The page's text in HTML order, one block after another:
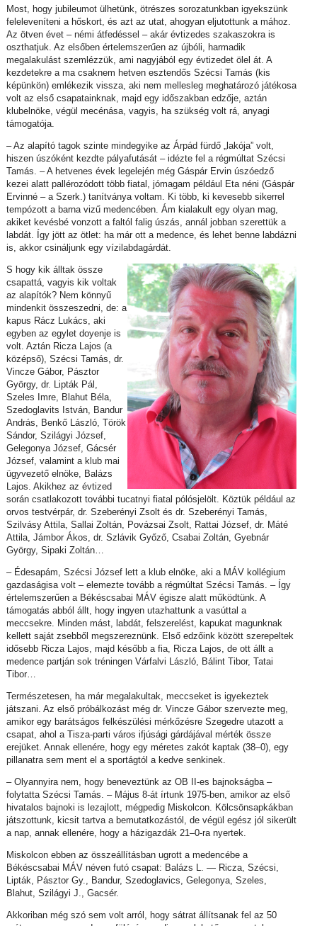
Most, hogy jubileumot ülhetünk, ötrészes sorozatunkban igyekszünk
feleleveníteni a hőskort, és azt az utat, ahogyan eljutottunk a mához.
Az ötven évet – némi átfedéssel – akár évtizedes szakaszokra is
oszthatjuk. Az elsőben értelemszerűen az újbóli, harmadik
megalakulást szemlézzük, ami nagyjából egy évtizedet ölel át. A
kezdetekre a ma csaknem hetven esztendős Szécsi Tamás (kis
képünkön) emlékezik vissza, aki nem mellesleg meghatározó játékosa
volt az első csapatainknak, majd egy időszakban edzője, aztán
klubelnöke, végül mecénása, vagyis, ha szükség volt rá, anyagi
támogatója.
– Az alapító tagok szinte mindegyike az Árpád fürdő „lakója” volt,
hiszen úszóként kezdte pályafutását – idézte fel a régmúltat Szécsi
Tamás. – A hetvenes évek legelején még Gáspár Ervin úszóedző
kezei alatt pallérozódott több fiatal, jómagam például Eta néni (Gáspár
Ervinné – a Szerk.) tanítványa voltam. Ki több, ki kevesebb sikerrel
tempózott a barna vizű medencében. Ám kialakult egy olyan mag,
akiket kevésbé vonzott a faltól falig úszás, annál jobban szerettük a
labdát. Így jött az ötlet: ha már ott a medence, és lehet benne labdázni
is, akkor csináljunk egy vízilabdagárdát.
S hogy kik álltak össze
csapattá, vagyis kik voltak
az alapítók? Nem könnyű
mindenkit összeszedni, de: a
kapus Rácz Lukács, aki
egyben az egylet doyenje is
volt. Aztán Ricza Lajos (a
középső), Szécsi Tamás, dr.
Vincze Gábor, Pásztor
György, dr. Lipták Pál,
Szeles Imre, Blahut Béla,
Szedoglavits István, Bandur
András, Benkő László, Török
Sándor, Szilágyi József,
Gelegonya József, Gácsér
József, valamint a klub mai
ügyvezető elnöke, Balázs
Lajos. Akikhez az évtized
során csatlakozott további tucatnyi fiatal pólósjelölt. Köztük például az
orvos testvérpár, dr. Szeberényi Zsolt és dr. Szeberényi Tamás,
Szilvásy Attila, Sallai Zoltán, Povázsai Zsolt, Rattai József, dr. Máté
Attila, Jámbor Ákos, dr. Szlávik Győző, Csabai Zoltán, Gyebnár
György, Sipaki Zoltán…
– Édesapám, Szécsi József lett a klub elnöke, aki a MÁV kollégium
gazdaságisa volt – elemezte tovább a régmúltat Szécsi Tamás. – Így
értelemszerűen a Békéscsabai MÁV égisze alatt működtünk. A
támogatás abból állt, hogy ingyen utazhattunk a vasúttal a
meccsekre. Minden mást, labdát, felszerelést, kapukat magunknak
kellett saját zsebből megszereznünk. Első edzőink között szerepeltek
idősebb Ricza Lajos, majd később a fia, Ricza Lajos, de ott állt a
medence partján sok tréningen Várfalvi László, Bálint Tibor, Tatai
Tibor…
Természetesen, ha már megalakultak, meccseket is igyekeztek
játszani. Az első próbálkozást még dr. Vincze Gábor szervezte meg,
amikor egy barátságos felkészülési mérkőzésre Szegedre utazott a
csapat, ahol a Tisza-parti város ifjúsági gárdájával mérték össze
erejüket. Annak ellenére, hogy egy méretes zakót kaptak (38–0), egy
pillanatra sem ment el a sportágtól a kedve senkinek.
– Olyannyira nem, hogy beneveztünk az OB II-es bajnokságba –
folytatta Szécsi Tamás. – Május 8-át írtunk 1975-ben, amikor az első
hivatalos bajnoki is lezajlott, mégpedig Miskolcon. Kölcsönsapkákban
játszottunk, kicsit tartva a bemutatkozástól, de végül egész jól sikerült
a nap, annak ellenére, hogy a házigazdák 21–0-ra nyertek.
Miskolcon ebben az összeállításban ugrott a medencébe a
Békéscsabai MÁV néven futó csapat: Balázs L. — Ricza, Szécsi,
Lipták, Pásztor Gy., Bandur, Szedoglavics, Gelegonya, Szeles,
Blahut, Szilágyi J., Gacsér.
Akkoriban még szó sem volt arról, hogy sátrat állítsanak fel az 50